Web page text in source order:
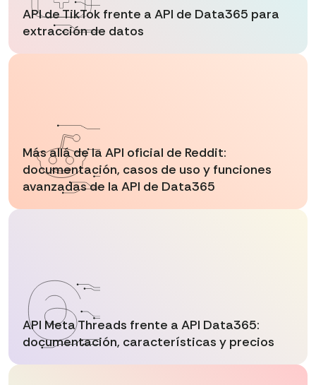
API de TikTok frente a API de Data365 para
extracción de datos
Más allá de la API oficial de Reddit:
documentación, casos de uso y funciones
avanzadas de la API de Data365
API Meta Threads frente a API Data365:
documentación, características y precios